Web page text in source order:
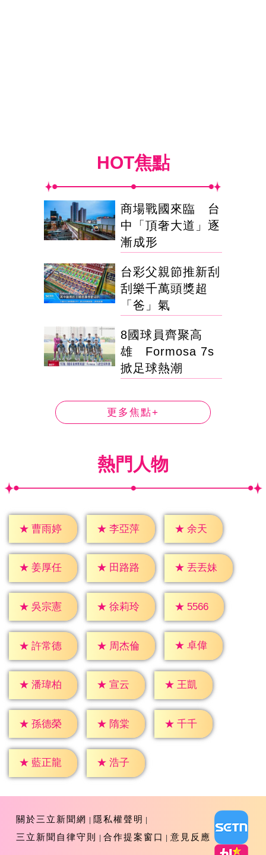
HOT焦點
商場戰國來臨 台
中「頂奢大道」逐
漸成形
台彩父親節推新刮
刮樂千萬頭獎超
「爸」氣
8國球員齊聚高
雄 Formosa 7s
掀足球熱潮
更多焦點+
熱門人物
★ 曹雨婷 ★ 李亞萍 ★ 余天
★ 姜厚任 ★ 田路路 ★ 丟丟妹
★ 吳宗憲 ★ 徐莉玲 ★ 5566
★ 許常德 ★ 周杰倫 ★ 卓偉
★ 潘瑋柏 ★ 宣云 ★ 王凱
★ 孫德榮 ★ 隋棠 ★ 千千
★ 藍正龍 ★ 浩子
關於三立新聞網
隱私權聲明
三立新聞自律守則
合作提案窗口 意見反應